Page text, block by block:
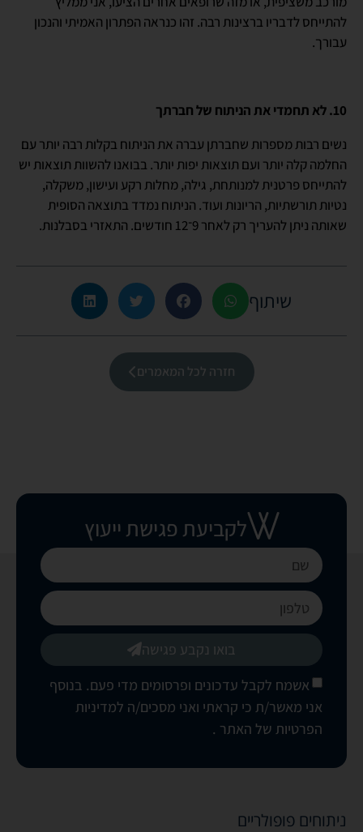
להתייחס לדבריו ברצינות רבה. זהו כנראה הפתרון האמיתי והנכון
עבורך.
10. לא תחמדי את הניתוח של חברתך
נשים רבות מספרות שחברתן עברה את הניתוח בקלות רבה יותר עם
החלמה קלה יותר ועם תוצאות יפות יותר. בבואנו להשוות תוצאות יש
להתייחס פרטנית למנותחת, גילה, מחלות רקע ועישון, משקלה,
נטיות תורשתיות, הריונות ועוד. הניתוח נמדד בתוצאה הסופית
שאותה ניתן להעריך רק לאחר 9־12 חודשים. התאזרי בסבלנות.
שיתוף
חזרה לכל המאמרים
לקביעת פגישת ייעוץ
אשמח לקבל עדכונים ופרסומים מדי פעם. בנוסף
אני מאשר/ת כי קראתי ואני מסכים/ה למדיניות
הפרטיות של האתר .
בואו נקבע פגישה
ניתוחים פופולריים